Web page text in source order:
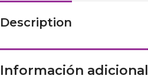
Description
Información adicional